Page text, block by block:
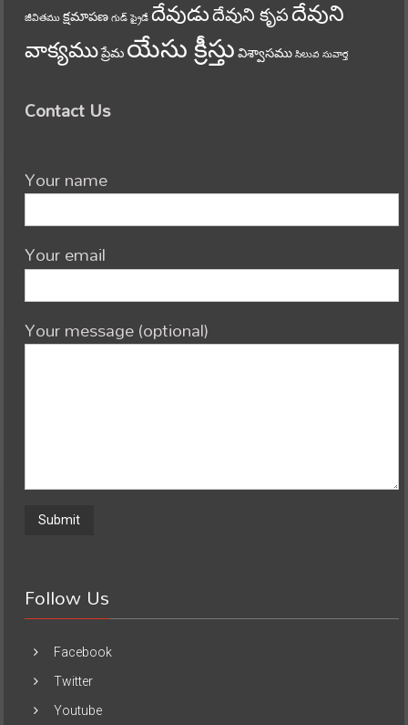
జీవితము క్షమాపణ గుడ్ ఫ్రైడే దేవుడుదేవుని కృపదేవుని
వాక్యముప్రేమ యేసు క్రీస్తు విశ్వాసము సిలువ సువార్త
Contact Us
Your name
Your email
Your message (optional)
Follow Us
Facebook
Twitter
Youtube